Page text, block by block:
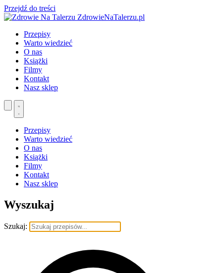
Przejdź do treści
ZdrowieNaTalerzu.pl
Przepisy
Warto wiedzieć
O nas
Książki
Filmy
Kontakt
Nasz sklep
Przepisy
Warto wiedzieć
O nas
Książki
Filmy
Kontakt
Nasz sklep
Wyszukaj
Szukaj: